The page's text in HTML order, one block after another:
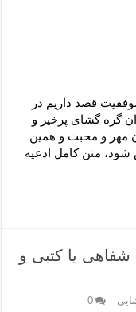
قصد داریم در
گره گشای پرخیر و
مهر و محبت و همین
متن کامل ادعیه
یا کتبی و
0